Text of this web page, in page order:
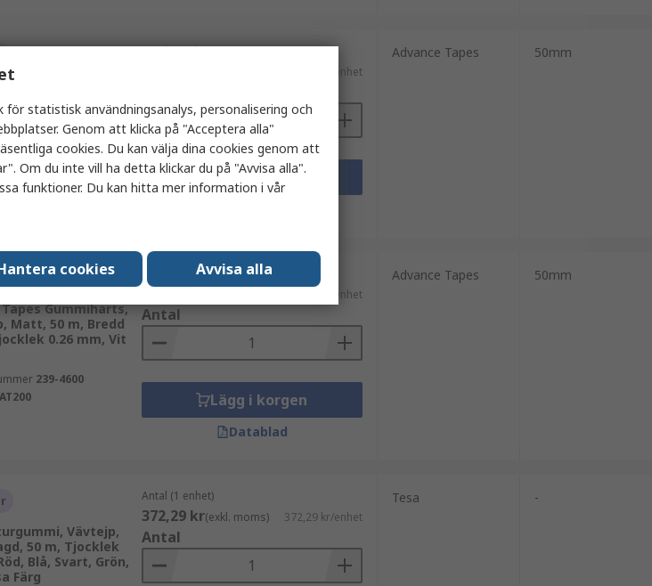
Gummiharts,
Matt, 50 m, Bredd
0.26 mm,
AT200
239-4587
Antal (1 enhet)
547,90 kr/enhet
Lägg i korgen
Advance Tapes 50mm
Gummiharts,
Matt, 50 m, Bredd
0.26 mm, Vit
239-4600
AT200
Antal (1 enhet)
547,90 kr 547,90 kr/enhet
Antal
Lägg i korgen
Datablad
Advance Tapes 50mm
Vävtejp,
50 m, Tjocklek
Blå, Svart, Grön,
Färg
Antal (1 enhet)
372,29 kr(exkl. moms) 372,29 kr/enhet
Antal
Tesa -
för statistisk användningsanalys, personalisering och
Genom att klicka på "Acceptera alla"
cookies. Du kan välja dina cookies genom att
Om du inte vill ha detta klickar du på "Avvisa alla".
funktioner. Du kan hitta mer information i vår
cookies Avvisa alla